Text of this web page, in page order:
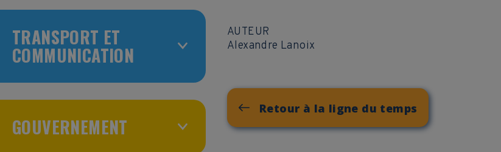
TRANSPORT ET
COMMUNICATION
GOUVERNEMENT
AUTEUR
Alexandre Lanoix
Retour à la ligne du temps